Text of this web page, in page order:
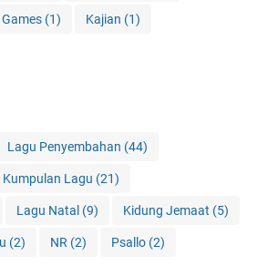
Games (1) Kajian (1)
Lagu Penyembahan (44)
Kumpulan Lagu (21)
Lagu Natal (9) Kidung Jemaat (5)
(2) NR (2) Psallo (2)